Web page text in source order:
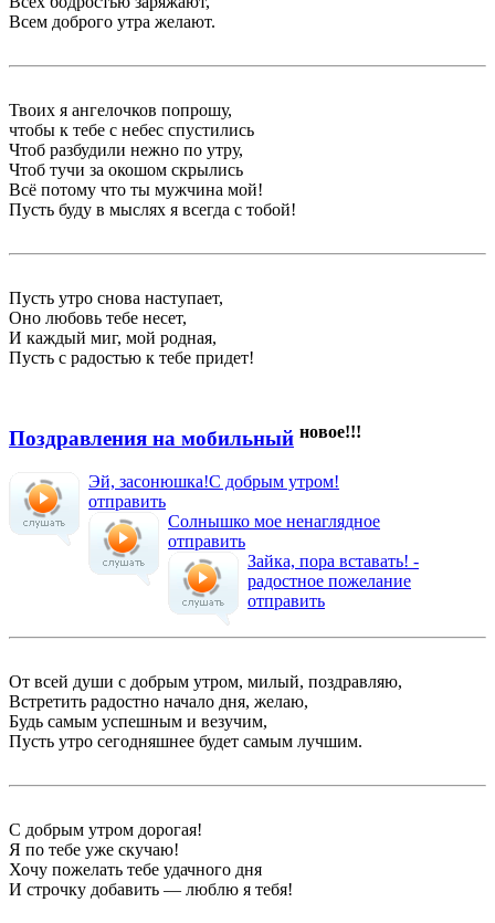
Всем доброго утра желают.
Твоих я ангелочков попрошу,
чтобы к тебе с небес спустились
Чтоб разбудили нежно по утру,
Чтоб тучи за окошом скрылись
Всё потому что ты мужчина мой!
Пусть буду в мыслях я всегда с тобой!
Пусть утро снова наступает,
Оно любовь тебе несет,
И каждый миг, мой родная,
Пусть с радостью к тебе придет!
Поздравления на мобильный новое!!!
Эй, засонюшка!С добрым утром!
отправить
Солнышко мое ненаглядное
отправить
Зайка, пора вставать! -
радостное пожелание
отправить
От всей души с добрым утром, милый, поздравляю,
Встретить радостно начало дня, желаю,
Будь самым успешным и везучим,
Пусть утро сегодняшнее будет самым лучшим.
С добрым утром дорогая!
Я по тебе уже скучаю!
Хочу пожелать тебе удачного дня
И строчку добавить — люблю я тебя!